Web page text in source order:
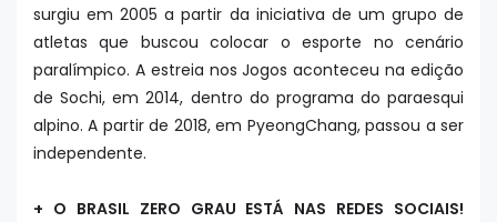
surgiu em 2005 a partir da iniciativa de um grupo de
atletas que buscou colocar o esporte no cenário
paralímpico. A estreia nos Jogos aconteceu na edição
de Sochi, em 2014, dentro do programa do paraesqui
alpino. A partir de 2018, em PyeongChang, passou a ser
independente.
+ O BRASIL ZERO GRAU ESTÁ NAS REDES SOCIAIS!